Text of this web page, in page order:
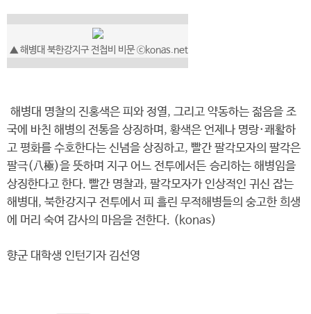
▲ 해병대 북한강지구 전첩비 비문 ⓒkonas.net
해병대 명찰의 진홍색은 피와 정열, 그리고 약동하는 젊음을 조
국에 바친 해병의 전통을 상징하며, 황색은 언제나 명랑·쾌활하
고 평화를 수호한다는 신념을 상징하고, 빨간 팔각모자의 팔각은
팔극(八極)을 뜻하며 지구 어느 전투에서든 승리하는 해병임을
상징한다고 한다. 빨간 명찰과, 팔각모자가 인상적인 귀신 잡는
해병대, 북한강지구 전투에서 피 흘린 무적해병들의 숭고한 희생
에 머리 숙여 감사의 마음을 전한다. (konas)
향군 대학생 인턴기자 김선영